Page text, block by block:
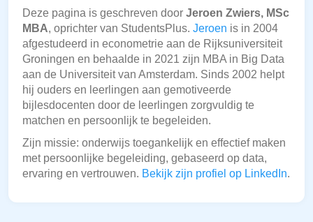
Deze pagina is geschreven door Jeroen Zwiers, MSc
MBA, oprichter van StudentsPlus. Jeroen is in 2004
afgestudeerd in econometrie aan de Rijksuniversiteit
Groningen en behaalde in 2021 zijn MBA in Big Data
aan de Universiteit van Amsterdam. Sinds 2002 helpt
hij ouders en leerlingen aan gemotiveerde
bijlesdocenten door de leerlingen zorgvuldig te
matchen en persoonlijk te begeleiden.
Zijn missie: onderwijs toegankelijk en effectief maken
met persoonlijke begeleiding, gebaseerd op data,
ervaring en vertrouwen. Bekijk zijn profiel op LinkedIn.